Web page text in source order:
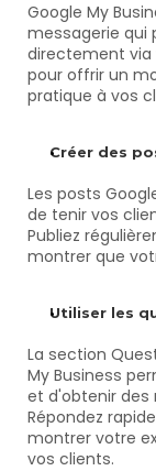
Google My
messagerie qui
directement via
pour offrir un
pratique à vos
Créer des
Les posts
de tenir vos
Publiez
montrer que
Utiliser les
La section
My Business
et d'obtenir des
Répondez
montrer votre
vos clients.